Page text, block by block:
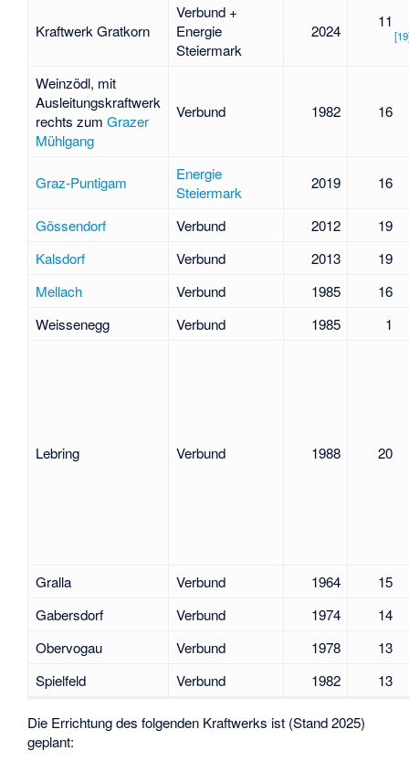
Kraftwerk Gratkorn
Verbund +
Energie
Steiermark
2024
11
[19
Weinzödl, mit
Ausleitungskraftwerk
rechts zum Grazer
Mühlgang
Verbund 1982 16
Graz-Puntigam
Energie
Steiermark
2019 16
Gössendorf Verbund 2012
19
Kalsdorf
Verbund 2013
19
Mellach
Verbund 1985
16
Weissenegg
Verbund 1985 1
Lebring Verbund 1988 20
Gralla Verbund 1964
15
Gabersdorf
Verbund 1974
14
Obervogau
Verbund 1978
13
Spielfeld
Verbund 1982 13
Die Errichtung des folgenden Kraftwerks ist (Stand 2025)
geplant: